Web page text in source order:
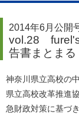
2014年6月公開
vol.28
告書まとまる
神奈川県立高校の
県立高校改革推進
急財政対策に基づ